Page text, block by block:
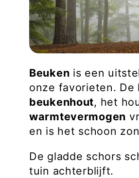
:
Beuken is een
onze favorieten. De
beukenhout, het
warmtevermogen
en is het schoon
De gladde schors
tuin achterblijft.